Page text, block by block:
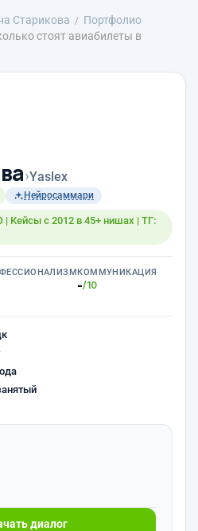
Старикова
Портфолио
стоят авиабилеты в
›Yaslex
Нейросаммари
| Кейсы с 2012 в 45+ нишах | ТГ:
КОММУНИКАЦИЯ
-/10
диалог